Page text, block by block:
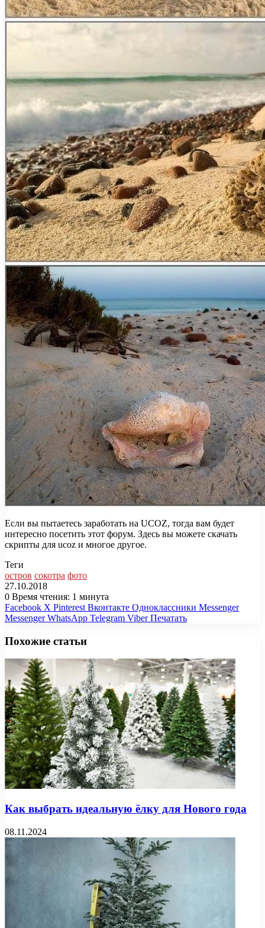
Если вы пытаетесь заработать на UCOZ, тогда вам будет
интересно посетить этот форум. Здесь вы можете скачать
скрипты для ucoz и многое другое.
Теги
остров сокотра фото
27.10.2018
0 Время чтения: 1 минута
Facebook X Pinterest Вконтакте Одноклассники Messenger
Messenger WhatsApp Telegram Viber Печатать
Похожие статьи
Как выбрать идеальную ёлку для Нового года
08.11.2024